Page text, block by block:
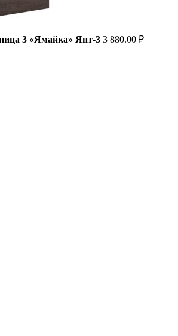
3 «Ямайка» Япт-3 3 880.00 ₽